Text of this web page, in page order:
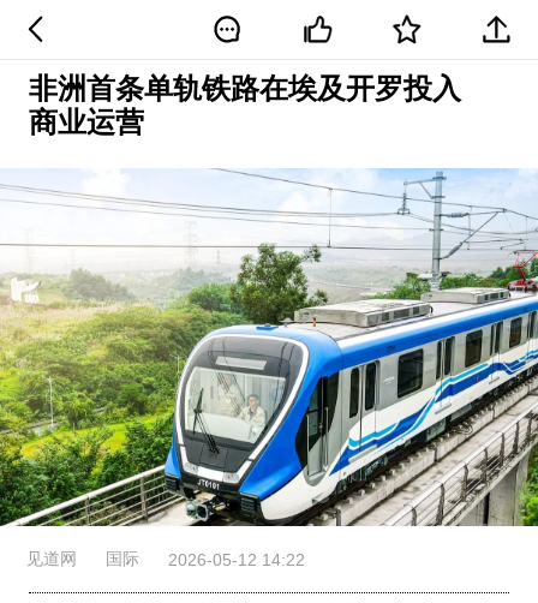
非洲首条单轨铁路在埃及开罗投入
商业运营
见道网 国际 2026-05-12 14:22